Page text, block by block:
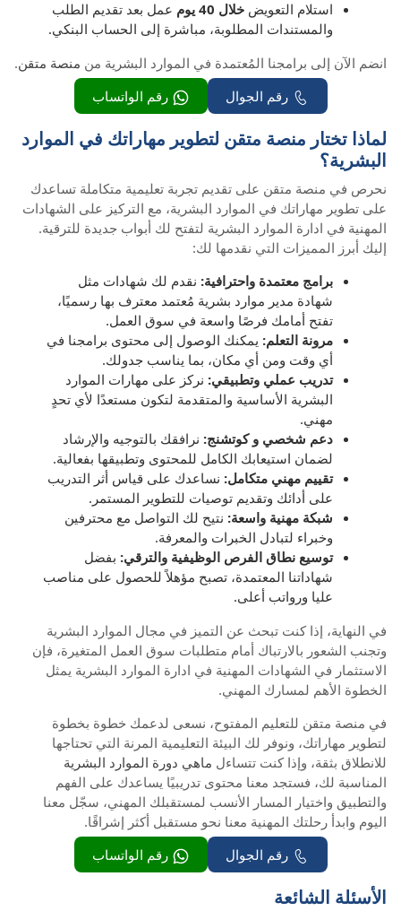
استلام التعويض خلال 40 يوم
عمل بعد تقديم الطلب
والمستندات المطلوبة، مباشرة إلى الحساب البنكي.
انضم الآن إلى برامجنا المُعتمدة في الموارد البشرية من منصة متقن.
رقم الجوال
رقم الواتساب
لماذا تختار منصة متقن لتطوير مهاراتك في الموارد
البشرية؟
نحرص في منصة متقن على تقديم تجربة تعليمية متكاملة تساعدك
على تطوير مهاراتك في الموارد البشرية، مع التركيز على الشهادات
المهنية في ادارة الموارد البشرية لتفتح لك أبواب جديدة للترقية.
إليك أبرز المميزات التي نقدمها لك:
برامج معتمدة واحترافية: نقدم لك شهادات مثل
شهادة مدير موارد بشرية مُعتمد معترف بها رسميًا،
تفتح أمامك فرصًا واسعة في سوق العمل.
مرونة التعلم: يمكنك الوصول إلى محتوى برامجنا في
أي وقت ومن أي مكان، بما يناسب جدولك.
تدريب عملي وتطبيقي: نركز على مهارات الموارد
البشرية الأساسية والمتقدمة لتكون مستعدًا لأي تحدٍ
مهني.
دعم شخصي و كوتشنج: نرافقك بالتوجيه والإرشاد
لضمان استيعابك الكامل للمحتوى وتطبيقها بفعالية.
تقييم مهني متكامل: نساعدك على قياس أثر التدريب
على أدائك وتقديم توصيات للتطوير المستمر.
شبكة مهنية واسعة: نتيح لك التواصل مع محترفين
وخبراء لتبادل الخبرات والمعرفة.
توسيع نطاق الفرص الوظيفية والترقي: بفضل
شهاداتنا المعتمدة، تصبح مؤهلاً للحصول على مناصب
عليا ورواتب أعلى.
في النهاية، إذا كنت تبحث عن التميز في مجال الموارد البشرية
وتجنب الشعور بالارتباك أمام متطلبات سوق العمل المتغيرة، فإن
الاستثمار في الشهادات المهنية في ادارة الموارد البشرية يمثل
الخطوة الأهم لمسارك المهني.
في منصة متقن للتعليم المفتوح، نسعى لدعمك خطوة بخطوة
لتطوير مهاراتك، ونوفر لك البيئة التعليمية المرنة التي تحتاجها
للانطلاق بثقة، وإذا كنت تتساءل ماهي دورة الموارد البشرية
المناسبة لك، فستجد معنا محتوى تدريبيًا يساعدك على الفهم
والتطبيق واختيار المسار الأنسب لمستقبلك المهني، سجّل معنا
اليوم وابدأ رحلتك المهنية معنا نحو مستقبل أكثر إشراقًا.
رقم الجوال
رقم الواتساب
الأسئلة الشائعة